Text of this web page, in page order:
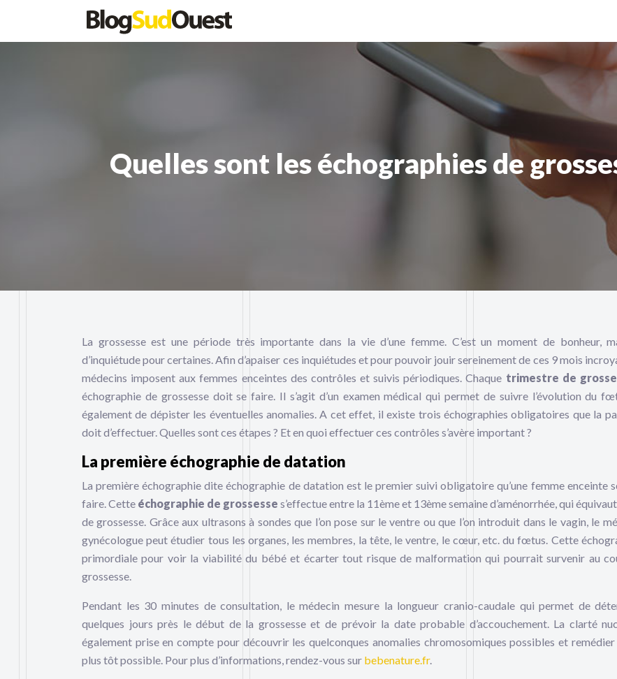
Quelles sont les échographies de
La grossesse est une période très importante dans la vie d’une femme. C’est un moment de bonheur,
d’inquiétude pour certaines. Afin d’apaiser ces inquiétudes et pour pouvoir jouir sereinement de ces 9 mois
médecins imposent aux femmes enceintes des contrôles et suivis périodiques. Chaque trimestre de
échographie de grossesse doit se faire. Il s’agit d’un examen médical qui permet de suivre l’évolution du
également de dépister les éventuelles anomalies. A cet effet, il existe trois échographies obligatoires que la
doit d’effectuer. Quelles sont ces étapes ? Et en quoi effectuer ces contrôles s’avère important ?
La première échographie de datation
La première échographie dite échographie de datation est le premier suivi obligatoire qu’une femme enceinte
faire. Cette échographie de grossesse s’effectue entre la 11ème et 13ème semaine d’aménorrhée, qui
de grossesse. Grâce aux ultrasons à sondes que l’on pose sur le ventre ou que l’on introduit dans le vagin, le
gynécologue peut étudier tous les organes, les membres, la tête, le ventre, le cœur, etc. du fœtus. Cette
primordiale pour voir la viabilité du bébé et écarter tout risque de malformation qui pourrait survenir au
grossesse.
Pendant les 30 minutes de consultation, le médecin mesure la longueur cranio-caudale qui permet de
quelques jours près le début de la grossesse et de prévoir la date probable d’accouchement. La clarté
également prise en compte pour découvrir les quelconques anomalies chromosomiques possibles et
plus tôt possible. Pour plus d’informations, rendez-vous sur bebenature.fr.